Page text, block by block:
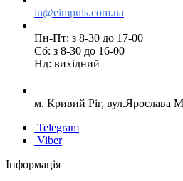
in@eimpuls.com.ua
Пн-Пт: з 8-30 до 17-00
Сб: з 8-30 до 16-00
Нд: вихідний
м. Кривий Ріг, вул.Ярослава
Telegram
Viber
Інформація